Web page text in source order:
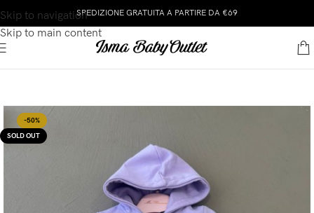
Skip to navigation
Skip to main content
SPEDIZIONE GRATUITA A PARTIRE DA €69
-50%
SOLD OUT